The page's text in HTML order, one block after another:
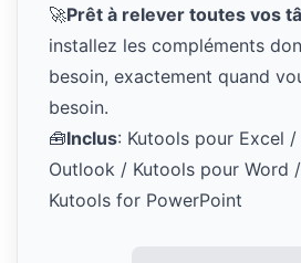
🚀Prêt à relever toutes vos
installez les compléments
besoin, exactement quand
besoin.
🧰Inclus: Kutools pour Excel
Outlook / Kutools pour Word
Kutools for PowerPoint